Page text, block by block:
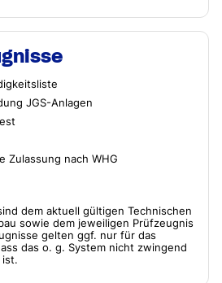
JGS-Anlagen
Zulassung nach WHG
dem aktuell gültigen Technischen
sowie dem jeweiligen Prüfzeugnis
gelten ggf. nur für das
das o. g. System nicht zwingend
ist.